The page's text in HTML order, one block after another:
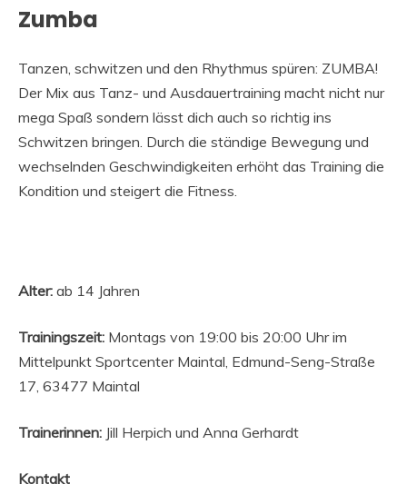
Zumba
Tanzen, schwitzen und den Rhythmus spüren: ZUMBA!
Der Mix aus Tanz- und Ausdauertraining macht nicht nur
mega Spaß sondern lässt dich auch so richtig ins
Schwitzen bringen. Durch die ständige Bewegung und
wechselnden Geschwindigkeiten erhöht das Training die
Kondition und steigert die Fitness.
Alter: ab 14 Jahren
Trainingszeit: Montags von 19:00 bis 20:00 Uhr im
Mittelpunkt Sportcenter Maintal, Edmund-Seng-Straße
17, 63477 Maintal
Trainerinnen: Jill Herpich und Anna Gerhardt
Kontakt